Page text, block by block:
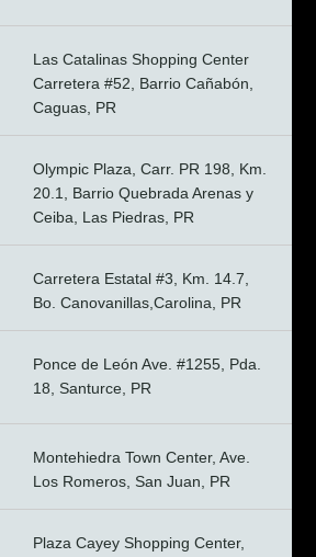
Las Catalinas Shopping Center
Carretera #52, Barrio Cañabón,
Caguas, PR
Olympic Plaza, Carr. PR 198, Km.
20.1, Barrio Quebrada Arenas y
Ceiba, Las Piedras, PR
Carretera Estatal #3, Km. 14.7,
Bo. Canovanillas,Carolina, PR
Ponce de León Ave. #1255, Pda.
18, Santurce, PR
Montehiedra Town Center, Ave.
Los Romeros, San Juan, PR
Plaza Cayey Shopping Center,